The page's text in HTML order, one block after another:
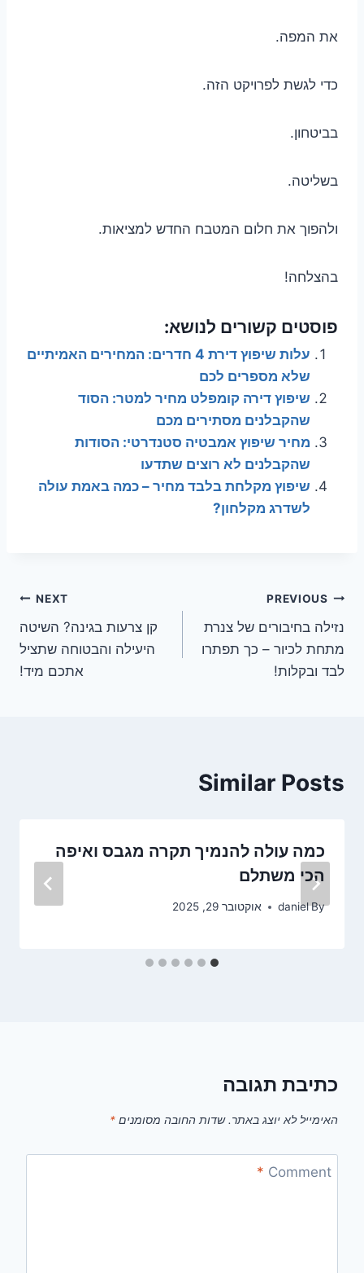
את המפה.
כדי לגשת לפרויקט הזה.
בביטחון.
בשליטה.
ולהפוך את חלום המטבח החדש למציאות.
בהצלחה!
פוסטים קשורים לנושא:
עלות שיפוץ דירת 4 חדרים: המחירים האמיתיים
שלא מספרים לכם
שיפוץ דירה קומפלט מחיר למטר: הסוד
שהקבלנים מסתירים מכם
מחיר שיפוץ אמבטיה סטנדרטי: הסודות
שהקבלנים לא רוצים שתדעו
שיפוץ מקלחת בלבד מחיר – כמה באמת עולה
לשדרג מקלחון?
ניווט
PREVIOUS
נזילה בחיבורים של צנרת
מתחת לכיור – כך תפתרו
לבד ובקלות!
NEXT
קן צרעות בגינה? השיטה
היעילה והבטוחה שתציל
אתכם מיד!
Similar Posts
כמה עולה להנמיך תקרה מגבס ואיפה
הכי משתלם
By
daniel אוקטובר 29, 2025
כתיבת תגובה
האימייל לא יוצג באתר. שדות החובה מסומנים *
Comment
*